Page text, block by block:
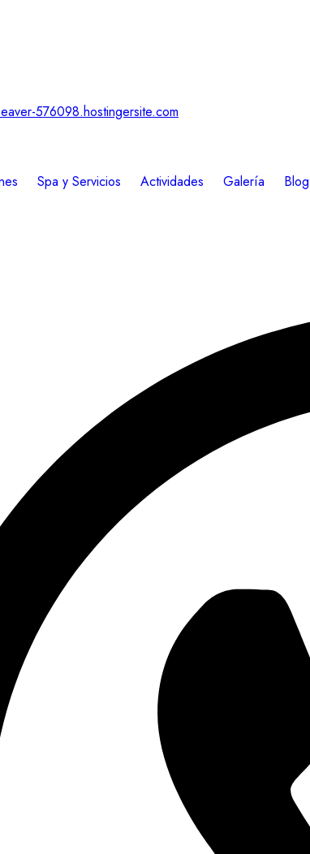
576098.hostingersite.com
Spa y Servicios Actividades Galería Blog